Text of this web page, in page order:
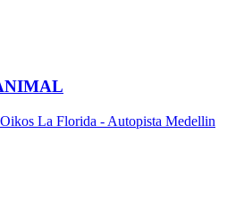
La Florida - Autopista Medellin